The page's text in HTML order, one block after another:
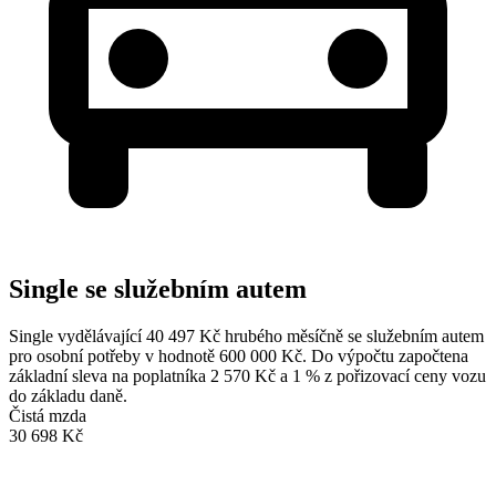
Single se služebním autem
Single vydělávající 40 497 Kč hrubého měsíčně se služebním autem
pro osobní potřeby v hodnotě 600 000 Kč. Do výpočtu započtena
základní sleva na poplatníka 2 570 Kč a 1 % z pořizovací ceny vozu
do základu daně.
Čistá mzda
30 698 Kč